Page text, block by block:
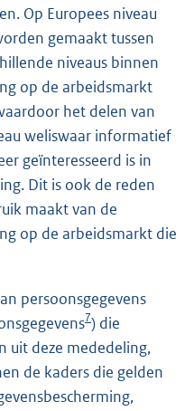
Op Europees niveau
gemaakt tussen
niveaus binnen
op de arbeidsmarkt
het delen van
weliswaar informatief
geïnteresseerd is in
Dit is ook de reden
maakt van de
op de arbeidsmarkt die
persoonsgegevens
7) die
uit deze mededeling,
de kaders die gelden